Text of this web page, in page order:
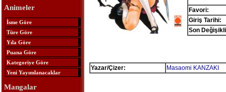
Animeler
İsme Göre
Türe Göre
Yıla Göre
Puana Göre
Kategoriye Göre
Yeni Yayımlanacaklar
Mangalar
Favori:
Giriş Tarihi:
Son
Yazar/Çizer: Masaomi KANZAKI